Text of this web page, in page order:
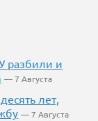
разбили и
— 7 Августа
лет,
— 7 Августа